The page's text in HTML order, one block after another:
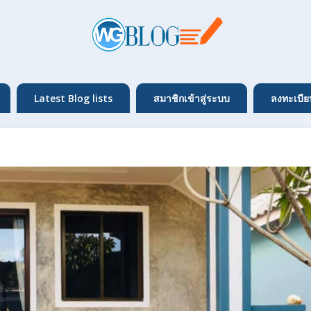
Latest Blog lists สมาชิกเข้าสู่ระบบ ลงทะเบี